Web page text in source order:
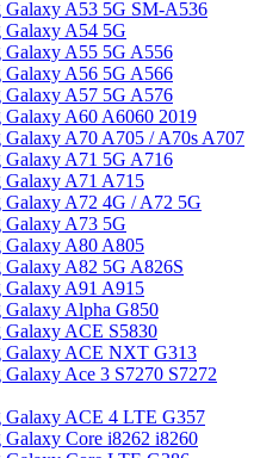
Galaxy A53 5G SM-A536
Galaxy A54 5G
Galaxy A55 5G A556
Galaxy A56 5G A566
Galaxy A57 5G A576
Galaxy A60 A6060 2019
Galaxy A70 A705 / A70s A707
Galaxy A71 5G A716
Galaxy A71 A715
Galaxy A72 4G / A72 5G
Galaxy A73 5G
Galaxy A80 A805
Galaxy A82 5G A826S
Galaxy A91 A915
Galaxy Alpha G850
Galaxy ACE S5830
Galaxy ACE NXT G313
Galaxy Ace 3 S7270 S7272
Galaxy ACE 4 LTE G357
Galaxy Core i8262 i8260